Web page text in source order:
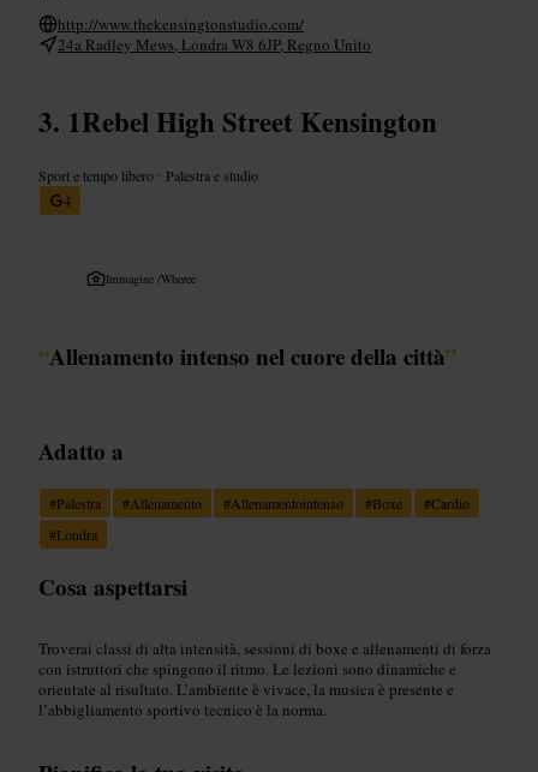
http://www.thekensingtonstudio.com/
24a Radley Mews, Londra W8 6JP, Regno Unito
1Rebel High Street Kensington
Sport e tempo libero • Palestra e studio
4
Immagine /Wheree
“Allenamento intenso nel cuore della città”
Adatto a
#Palestra #Allenamento #Allenamentointenso #Boxe #Cardio
#Londra
Cosa aspettarsi
Troverai classi di alta intensità, sessioni di boxe e allenamenti di forza
con istruttori che spingono il ritmo. Le lezioni sono dinamiche e
orientate al risultato. L’ambiente è vivace, la musica è presente e
l’abbigliamento sportivo tecnico è la norma.